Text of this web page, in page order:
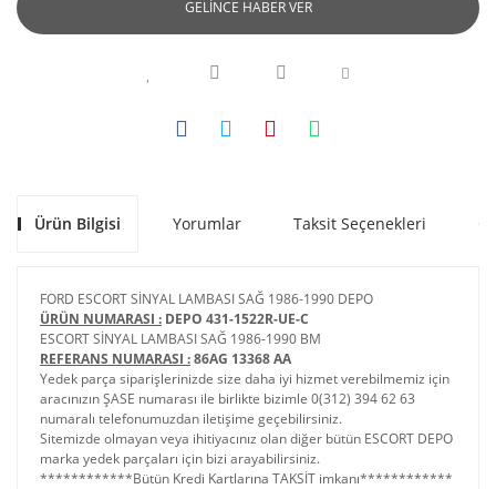
GELİNCE HABER VER
Ürün Bilgisi Yorumlar Taksit Seçenekleri
FORD ESCORT SİNYAL LAMBASI SAĞ 1986-1990 DEPO
ÜRÜN NUMARASI : DEPO 431-1522R-UE-C
ESCORT SİNYAL LAMBASI SAĞ 1986-1990 BM
REFERANS NUMARASI :86AG 13368 AA
Yedek parça siparişlerinizde size daha iyi hizmet verebilmemiz için
aracınızın ŞASE numarası ile birlikte bizimle 0(312) 394 62 63
numaralı telefonumuzdan iletişime geçebilirsiniz.
Sitemizde olmayan veya ihitiyacınız olan diğer bütün ESCORT DEPO
marka yedek parçaları için bizi arayabilirsiniz.
************Bütün Kredi Kartlarına TAKSİT imkanı************